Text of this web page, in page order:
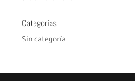
Categorías
Sin categoría